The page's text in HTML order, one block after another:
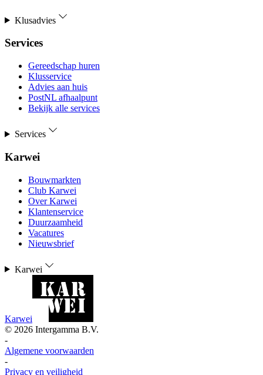
Klusadvies
Services
Gereedschap huren
Klusservice
Advies aan huis
PostNL afhaalpunt
Bekijk alle services
Services
Karwei
Bouwmarkten
Club Karwei
Over Karwei
Klantenservice
Duurzaamheid
Vacatures
Nieuwsbrief
Karwei
Karwei
© 2026 Intergamma B.V.
-
Algemene voorwaarden
-
Privacy en veiligheid